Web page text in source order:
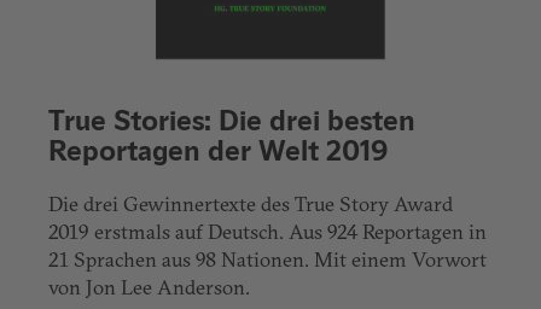
True Stories: Die drei besten
Reportagen der Welt 2019
Die drei Gewinnertexte des True Story Award
2019 erstmals auf Deutsch. Aus 924 Reportagen in
21 Sprachen aus 98 Nationen. Mit einem Vorwort
von Jon Lee Anderson.